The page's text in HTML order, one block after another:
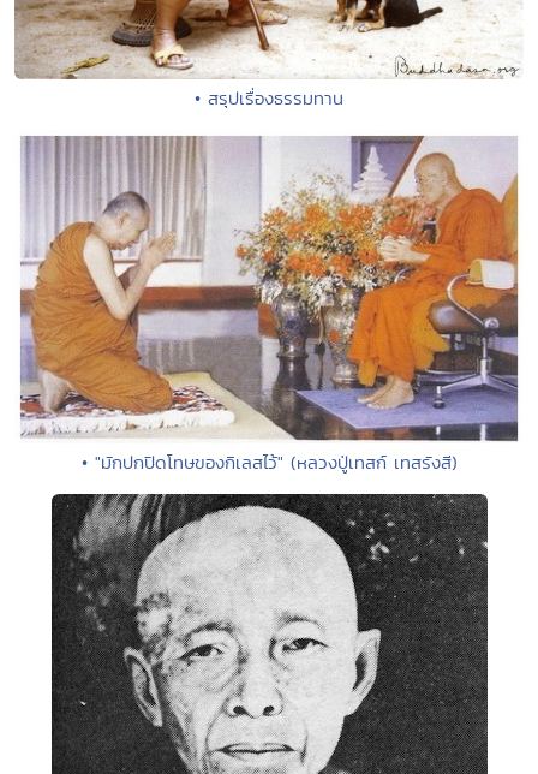
• สรุปเรื่องธรรมทาน
• "มักปกปิดโทษของกิเลสไว้" (หลวงปู่เทสก์ เทสรังสี)